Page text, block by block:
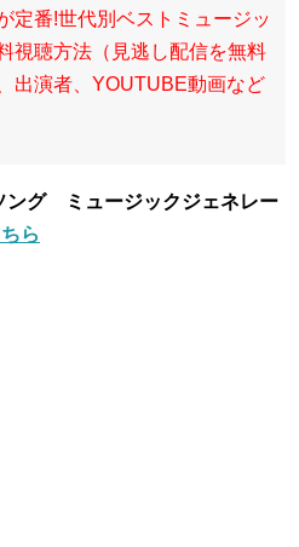
定番!世代別ベストミュージッ
視聴方法（見逃し配信を無料
出演者、YOUTUBE動画など
ング ミュージックジェネレー
ら